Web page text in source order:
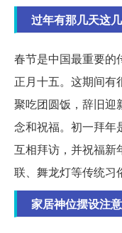
过年有那几天这
春节是中国最重要的
正月十五。这期间有
聚吃团圆饭，辞旧迎
念和祝福。初一拜年
互相拜访，并祝福新
联、舞龙灯等传统习
家居神位摆设注